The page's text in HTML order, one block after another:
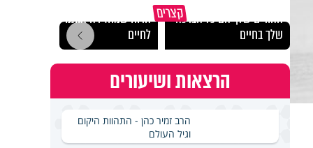
קצריםההורים שלך הם כל הברכה
שלך בחיים
הרוח שמחזירה אותנו
לחיים
הרצאות ושיעורים
הרב זמיר כהן - התהוות היקום
וגיל העולם